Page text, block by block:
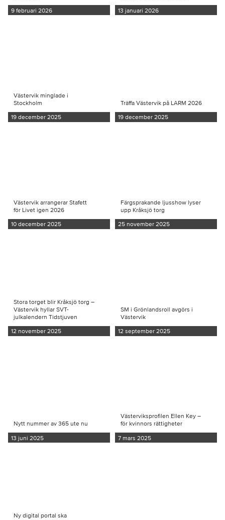
9 februari 2026 13 januari 2026
Västervik minglade i
Stockholm
19 december 2025
Träffa Västervik på LARM 2026
19 december 2025
Västervik arrangerar Stafett
för Livet igen 2026
10 december 2025
Färgsprakande ljusshow lyser
upp Kråksjö torg
25 november 2025
Stora torget blir Kråksjö torg –
Västervik hyllar SVT-
julkalendern Tidstjuven
12 november 2025
SM i Grönlandsroll avgörs i
Västervik
12 september 2025
Nytt nummer av 365 ute nu
13 juni 2025
Västerviksprofilen Ellen Key –
för kvinnors rättigheter
7 mars 2025
Ny digital portal ska